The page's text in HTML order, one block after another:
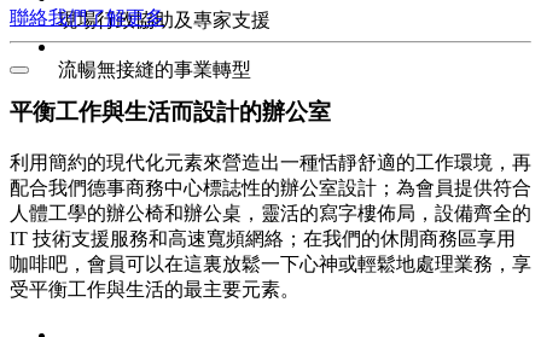
現場行政協助及專家支援
流暢無接縫的事業轉型
聯絡我們了解更多
平衡工作與生活而設計的辦公室
利用簡約的現代化元素來營造出一種恬靜舒適的工作環境，再
配合我們德事商務中心標誌性的辦公室設計；為會員提供符合
人體工學的辦公椅和辦公桌，靈活的寫字樓佈局，設備齊全的
IT 技術支援服務和高速寬頻網絡；在我們的休閒商務區享用
咖啡吧，會員可以在這裏放鬆一下心神或輕鬆地處理業務，享
受平衡工作與生活的最主要元素。